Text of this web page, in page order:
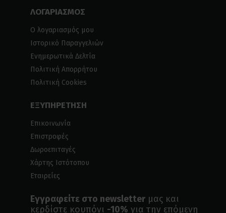
ΛΟΓΑΡΙΑΣΜΟΣ
Ο λογαριασμός μου
Ιστορικό Παραγγελιών
Ενημερωτικά Δελτία
Πολιτική Απορρήτου
Πολιτική Cookies
ΕΞΥΠΗΡΕΤΗΣΗ
Επικοινωνία
Επιστροφές
Δωροεπιταγές
Χάρτης Ιστότοπου
Εταιρείες
Εγγραφείτε στο newsletter μας και
κερδίστε κουπόνι -10% για την επόμενη